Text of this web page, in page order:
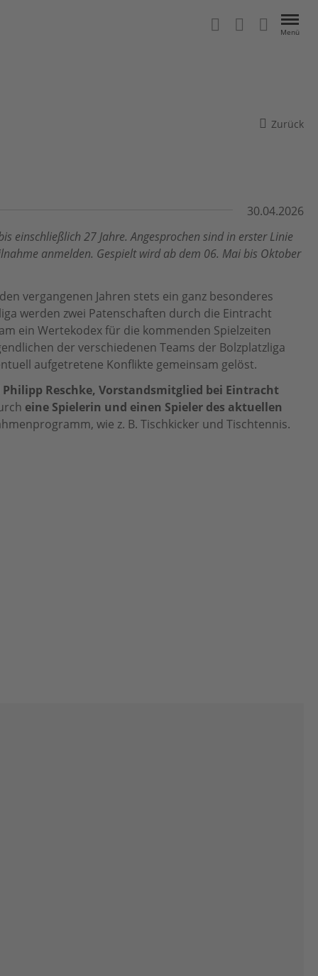
Menü
Zurück
30.04.2026
einschließlich 27 Jahre. Angesprochen sind in erster Linie
anmelden. Gespielt wird ab dem 06. Mai bis Oktober
vergangenen Jahren stets ein ganz besonderes
werden zwei Patenschaften durch die Eintracht
ein Wertekodex für die kommenden Spielzeiten
der verschiedenen Teams der Bolzplatzliga
aufgetretene Konflikte gemeinsam gelöst.
Reschke, Vorstandsmitglied bei Eintracht
eine Spielerin und einen Spieler des aktuellen
wie z. B. Tischkicker und Tischtennis.